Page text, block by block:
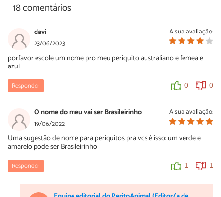
18 comentários
A sua avaliação:
davi
23/06/2023
porfavor escole um nome pro meu periquito australiano e femea e
azul
Responder 0 0
A sua avaliação:
O nome do meu vai ser Brasileirinho
19/06/2022
Uma sugestão de nome para periquitos pra vcs é isso: um verde e
amarelo pode ser Brasileirinho
Responder 1 1